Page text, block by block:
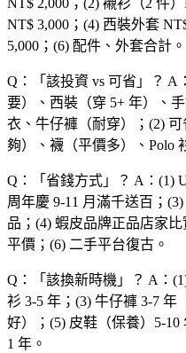
NT$ 2,000；(2) 襯衫（2 件
NT$ 3,000；(4) 西裝外套
5,000；(6) 配件、外套合計。
Q：「 該投資 vs 可省 」？ A
要）、西裝（穿 5+ 年）、
衣、牛仔褲（耐穿）；(2)
夠）、襪（平價多）、Polo
Q：「 省錢方式 」？ A：(1)
周年慶 9-11 月滿千送百；
品；(4) 蝦皮品牌正品店家
平價；(6) 二手平台復古。
Q：「 該換新時機 」？ A：
衫 3-5 年；(3) 牛仔褲 3-7 年
好）；(5) 皮鞋（保養）5-10
1 年。